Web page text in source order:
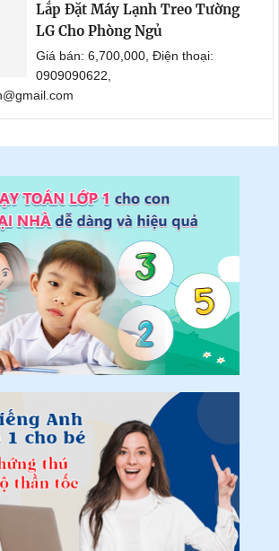
Lắp Đặt Máy Lạnh Treo Tường
LG Cho Phòng Ngủ
Giá bán: 6,700,000, Điện thoại:
0909090622,